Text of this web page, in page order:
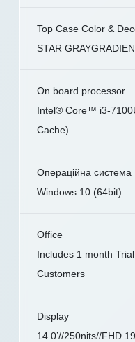
Top Case Color &
STAR
On board processor
Intel® Core™ i3-
Cache)
Операційна система
Windows 10 (64bit)
Office
Includes 1 month
Customers
Display
14.0’//250nits//FHD